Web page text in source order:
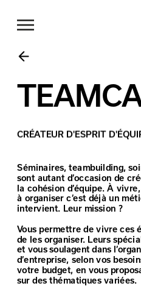
CRÉATEUR D'ESPRIT
Séminaires, teambuilding,
sont autant d’occasion de
la cohésion d’équipe. À
à organiser c’est déjà un
intervient. Leur mission ?
Vous permettre de vivre ces
et vous soulagent dans
d’entreprise, selon vos
votre budget, en vous
sur des thématiques variées.